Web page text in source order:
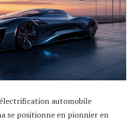
automobile
se positionne en pionnier en